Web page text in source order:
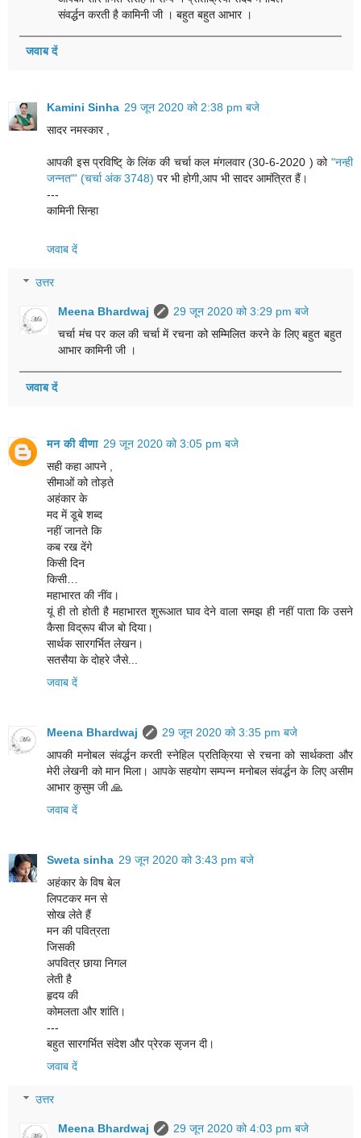
संवर्द्धन करती है कामिनी जी । बहुत बहुत आभार ।
जवाब दें
Kamini Sinha 29 जून 2020 को 2:38 pm बजे
सादर नमस्कार ,
आपकी इस प्रविष्टि् के लिंक की चर्चा कल मंगलवार (30-6-2020 ) को "नन्ही
जन्नत"' (चर्चा अंक 3748) पर भी होगी,आप भी सादर आमंत्रित हैं।
---
कामिनी सिन्हा
जवाब दें
उत्तर
Meena Bhardwaj
29 जून 2020 को 3:29 pm बजे
चर्चा मंच पर कल की चर्चा में रचना को सम्मिलित करने के लिए बहुत बहुत
आभार कामिनी जी ।
जवाब दें
मन की वीणा 29 जून 2020 को 3:05 pm बजे
सही कहा आपने ,
सीमाओं को तोड़ते
अहंकार के
मद में डूबे शब्द
नहीं जानते कि
कब रख देंगे
किसी दिन
किसी…
महाभारत की नींव।
यूं ही तो होती है महाभारत शुरूआत घाव देने वाला समझ ही नहीं पाता कि उसने
कैसा विद्रूप बीज बो दिया।
सार्थक सारगर्भित लेखन।
सतसैया के दोहरे जैसे...
जवाब दें
Meena Bhardwaj
29 जून 2020 को 3:35 pm बजे
आपकी मनोबल संवर्द्धन करती स्नेहिल प्रतिक्रिया से रचना को सार्थकता और
मेरी लेखनी को मान मिला। आपके सहयोग सम्पन्न मनोबल संवर्द्धन के लिए असीम
आभार कुसुम जी 🙏
जवाब दें
Sweta sinha 29 जून 2020 को 3:43 pm बजे
अहंकार के विष बेल
लिपटकर मन से
सोख लेते हैं
मन की पवित्रता
जिसकी
अपवित्र छाया निगल
लेती है
हृदय की
कोमलता और शांति।
---
बहुत सारगर्भित संदेश और प्रेरक सृजन दी।
जवाब दें
उत्तर
Meena Bhardwaj
29 जून 2020 को 4:03 pm बजे